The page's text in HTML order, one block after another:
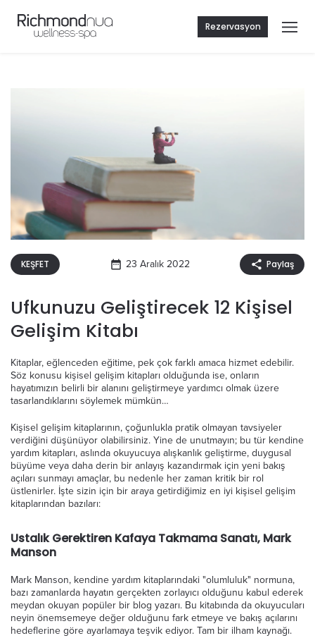
Rezervasyon
KEŞFET 23 Aralık 2022 Paylaş
Ufkunuzu Geliştirecek 12 Kişisel
Gelişim Kitabı
Kitaplar, eğlenceden eğitime, pek çok farklı amaca hizmet edebilir.
Söz konusu kişisel gelişim kitapları olduğunda ise, onların
hayatımızın belirli bir alanını geliştirmeye yardımcı olmak üzere
tasarlandıklarını söylemek mümkün…
Kişisel gelişim kitaplarının, çoğunlukla pratik olmayan tavsiyeler
verdiğini düşünüyor olabilirsiniz. Yine de unutmayın; bu tür kendine
yardım kitapları, aslında okuyucuya alışkanlık geliştirme, duygusal
büyüme veya daha derin bir anlayış kazandırmak için yeni bakış
açıları sunmayı amaçlar, bu nedenle her zaman kritik bir rol
üstlenirler. İşte sizin için bir araya getirdiğimiz en iyi kişisel gelişim
kitaplarından bazıları:
Ustalık Gerektiren Kafaya Takmama Sanatı, Mark
Manson
Mark Manson, kendine yardım kitaplarındaki "olumluluk" normuna,
bazı zamanlarda hayatın gerçekten zorlayıcı olduğunu kabul ederek
meydan okuyan popüler bir blog yazarı. Bu kitabında da okuyucuları
neyin önemsemeye değer olduğunu fark etmeye ve bakış açılarını
hedeflerine göre ayarlamaya teşvik ediyor. Tam bir ilham kaynağı.